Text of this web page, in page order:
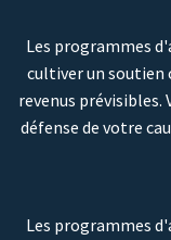
Les programmes
cultiver un soutien
revenus
défense de votre
Les programmes